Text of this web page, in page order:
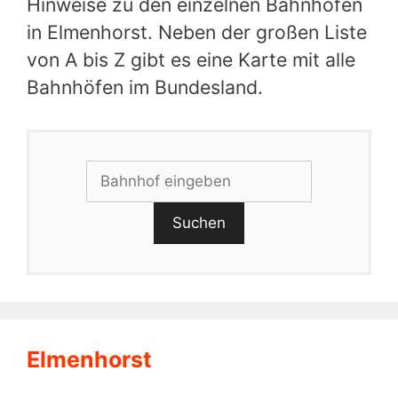
in Elmenhorst. Neben der großen Liste
von A bis Z gibt es eine Karte mit alle
Bahnhöfen im Bundesland.
Suchen
Elmenhorst